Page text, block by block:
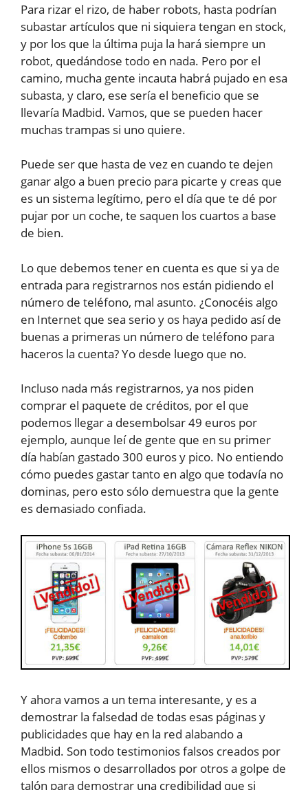
Para rizar el rizo, de haber robots, hasta podrían
subastar artículos que ni siquiera tengan en stock,
y por los que la última puja la hará siempre un
robot, quedándose todo en nada. Pero por el
camino, mucha gente incauta habrá pujado en esa
subasta, y claro, ese sería el beneficio que se
llevaría Madbid. Vamos, que se pueden hacer
muchas trampas si uno quiere.
Puede ser que hasta de vez en cuando te dejen
ganar algo a buen precio para picarte y creas que
es un sistema legítimo, pero el día que te dé por
pujar por un coche, te saquen los cuartos a base
de bien.
Lo que debemos tener en cuenta es que si ya de
entrada para registrarnos nos están pidiendo el
número de teléfono, mal asunto. ¿Conocéis algo
en Internet que sea serio y os haya pedido así de
buenas a primeras un número de teléfono para
haceros la cuenta? Yo desde luego que no.
Incluso nada más registrarnos, ya nos piden
comprar el paquete de créditos, por el que
podemos llegar a desembolsar 49 euros por
ejemplo, aunque leí de gente que en su primer
día habían gastado 300 euros y pico. No entiendo
cómo puedes gastar tanto en algo que todavía no
dominas, pero esto sólo demuestra que la gente
es demasiado confiada.
Y ahora vamos a un tema interesante, y es a
demostrar la falsedad de todas esas páginas y
publicidades que hay en la red alabando a
Madbid. Son todo testimonios falsos creados por
ellos mismos o desarrollados por otros a golpe de
talón para demostrar una credibilidad que si